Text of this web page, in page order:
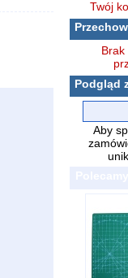
Twój
Brak
Podgląd
Aby